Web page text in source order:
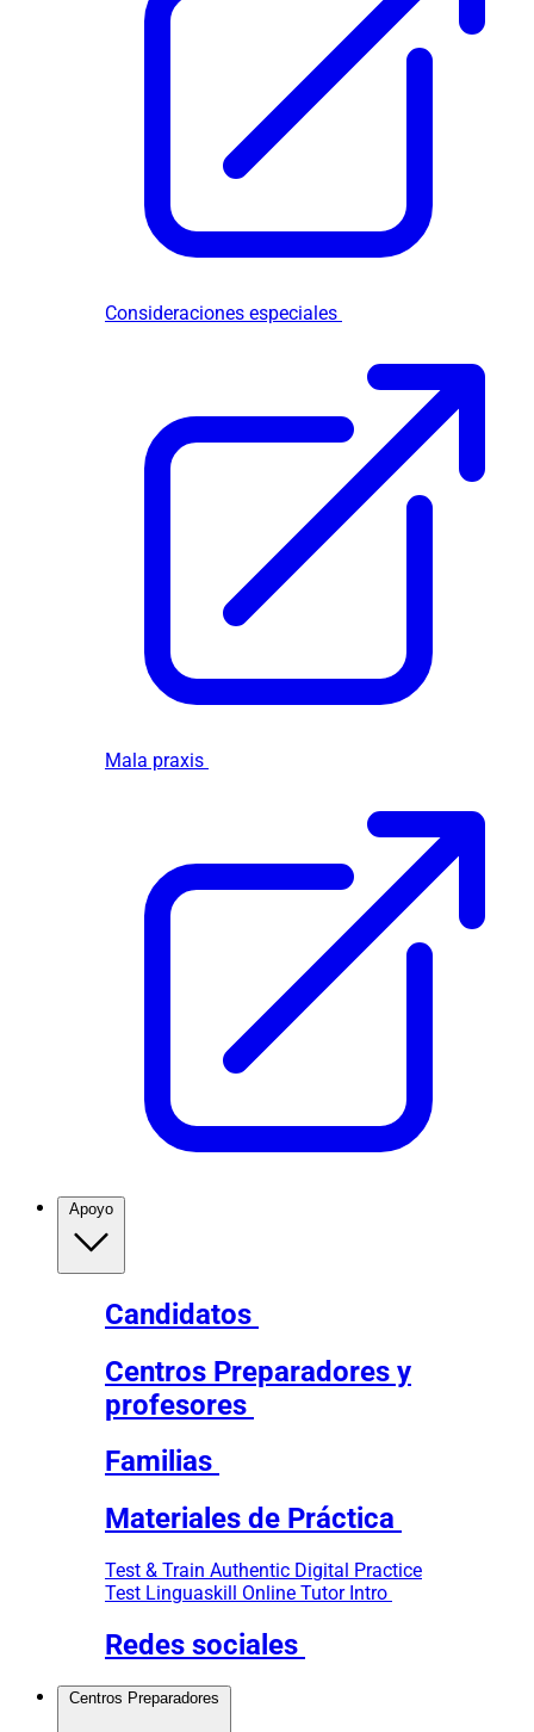
Consideraciones especiales
Mala praxis
Candidatos
Centros Preparadores y
profesores
Familias
Materiales de Práctica
Test & Train Authentic Digital Practice
Test Linguaskill Online Tutor Intro
Redes sociales